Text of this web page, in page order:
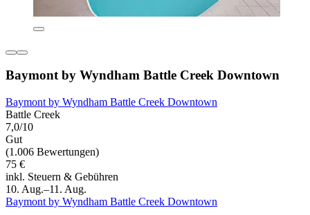
Baymont by Wyndham Battle Creek Downtown
Baymont by Wyndham Battle Creek Downtown
Battle Creek
7,0/10
Gut
(1.006 Bewertungen)
75 €
inkl. Steuern & Gebühren
10. Aug.–11. Aug.
Baymont by Wyndham Battle Creek Downtown